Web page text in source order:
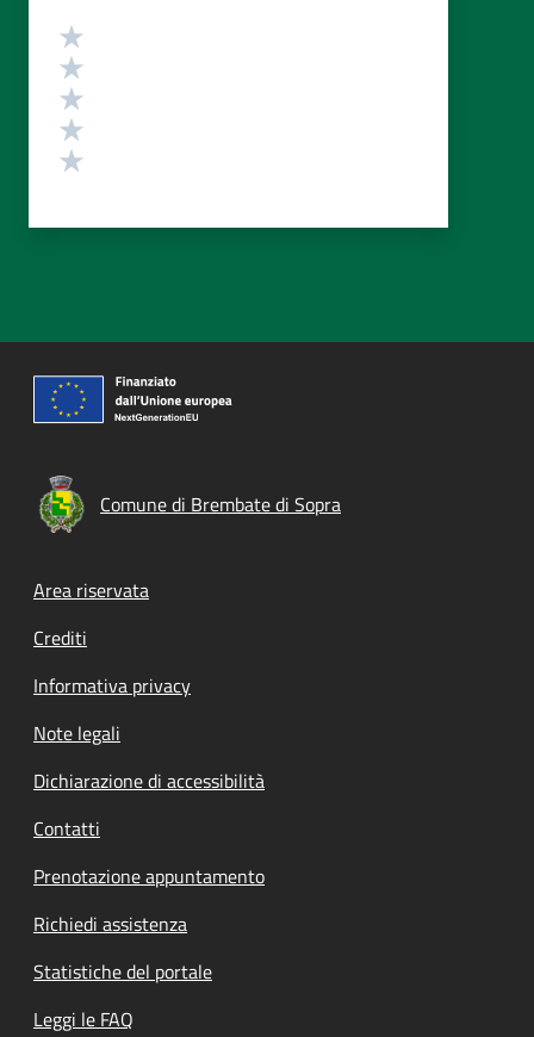
Valutazione
Comune di Brembate di Sopra
Footer menu
Area riservata
Crediti
Informativa privacy
Note legali
Dichiarazione di accessibilità
Contatti
Prenotazione appuntamento
Richiedi assistenza
Statistiche del portale
Leggi le FAQ